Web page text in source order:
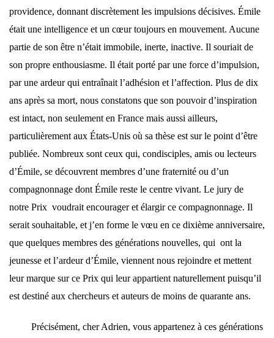
providence, donnant discrètement les impulsions décisives. Émile
était une intelligence et un cœur toujours en mouvement. Aucune
partie de son être n’était immobile, inerte, inactive. Il souriait de
son propre enthousiasme. Il était porté par une force d’impulsion,
par une ardeur qui entraînait l’adhésion et l’affection. Plus de dix
ans après sa mort, nous constatons que son pouvoir d’inspiration
est intact, non seulement en France mais aussi ailleurs,
particulièrement aux États-Unis où sa thèse est sur le point d’être
publiée. Nombreux sont ceux qui, condisciples, amis ou lecteurs
d’Émile, se découvrent membres d’une fraternité ou d’un
compagnonnage dont Émile reste le centre vivant. Le jury de
notre Prix voudrait encourager et élargir ce compagnonnage. Il
serait souhaitable, et j’en forme le vœu en ce dixième anniversaire,
que quelques membres des générations nouvelles, qui ont la
jeunesse et l’ardeur d’Émile, viennent nous rejoindre et mettent
leur marque sur ce Prix qui leur appartient naturellement puisqu’il
est destiné aux chercheurs et auteurs de moins de quarante ans.
Précisément, cher Adrien, vous appartenez à ces générations